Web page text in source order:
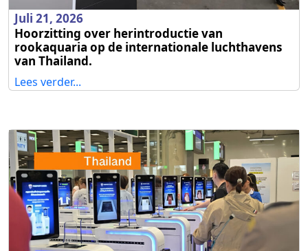
Juli 21, 2026
Hoorzitting over herintroductie van
rookaquaria op de internationale luchthavens
van Thailand.
Lees verder...